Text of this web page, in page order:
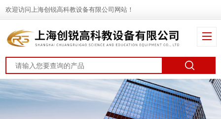
欢迎访问上海创锐高科教设备有限公司网站！